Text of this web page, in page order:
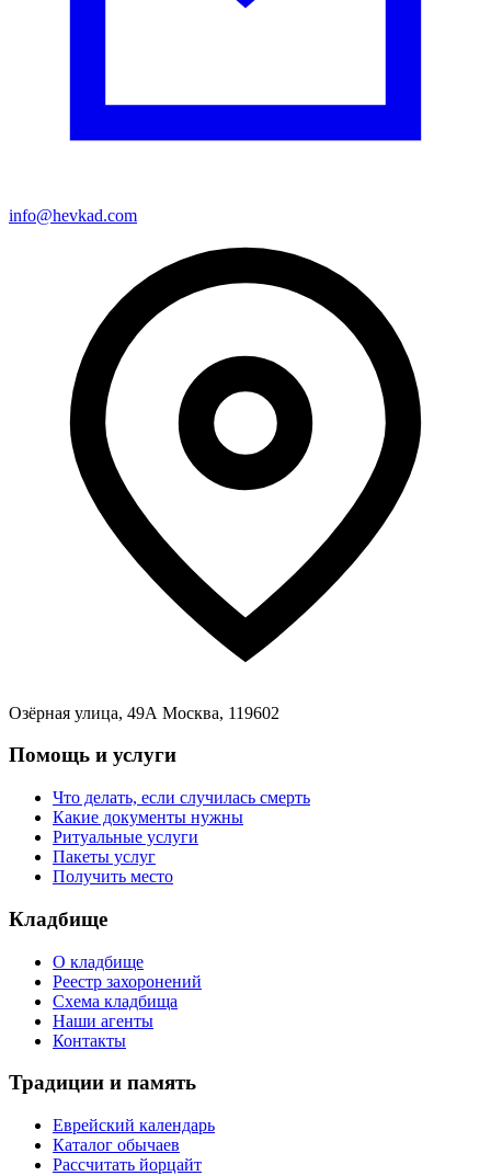
info@hevkad.com
Озёрная улица, 49А Москва, 119602
Помощь и услуги
Что делать, если случилась смерть
Какие документы нужны
Ритуальные услуги
Пакеты услуг
Получить место
Кладбище
О кладбище
Реестр захоронений
Схема кладбища
Наши агенты
Контакты
Традиции и память
Еврейский календарь
Каталог обычаев
Рассчитать йорцайт